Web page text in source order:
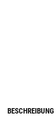
BESCHREIBUNG